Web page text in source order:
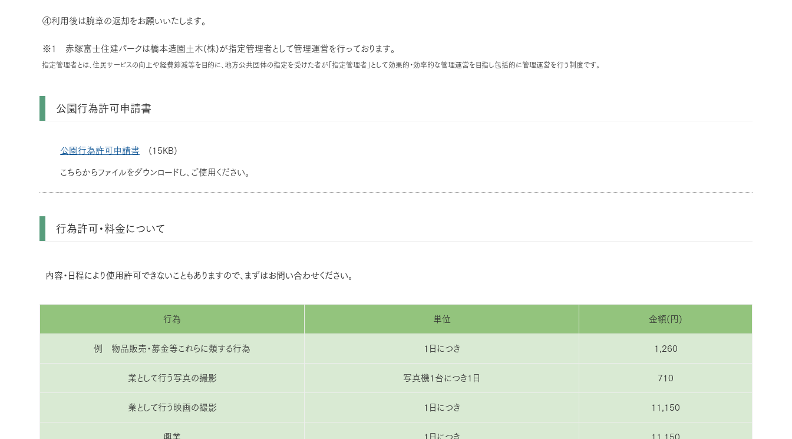
④利用後は腕章の返却をお願いいたします。
※1 赤塚富士住建パークは橋本造園土木(株)が指定管理者として管理運営を行っております。
指定管理者とは、住民サービスの向上や経費節減等を目的に、地方公共団体の指定を受けた者が「指定管理者」として効果的・効率的な管理運営を目指し包括的に管理運営を行う制度です。
公園行為許可申請書
公園行為許可申請書 (15KB)
こちらからファイルをダウンロードし、ご使用ください。
行為許可・料金について
内容・日程により使用許可できないこともありますので、まずはお問い合わせください。
行為 単位 金額(円)
例 物品販売・募金等これらに類する行為 1日につき 1,260
業として行う写真の撮影 写真機1台につき1日 710
業として行う映画の撮影 1日につき 11,150
興業 1日につき 11,150